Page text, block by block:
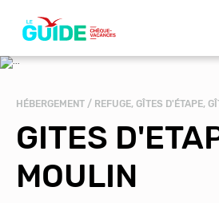
contenu
principal
HÉBERGEMENT / REFUGE, GÎTES D'ÉTAPE,
GITES
MOULIN